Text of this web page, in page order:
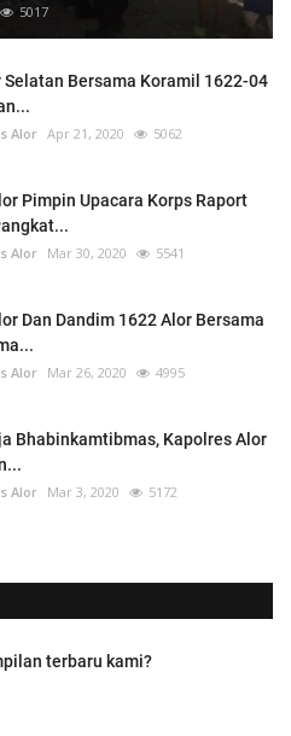
5017
Selatan Bersama Koramil 1622-04
Alor Apr 21, 2020 5062
Pimpin Upacara Korps Raport
Alor Mar 30, 2020 5541
Dan Dandim 1622 Alor Bersama
Alor Mar 26, 2020 4995
Bhabinkamtibmas, Kapolres Alor
Alor Mar 3, 2020 5172
terbaru kami?